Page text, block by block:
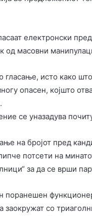
електронски
од масовни
гласање, исто како
опасен, којшто
се уназадува
на бројот пред
потсети на
за да се врши
поранешен
со